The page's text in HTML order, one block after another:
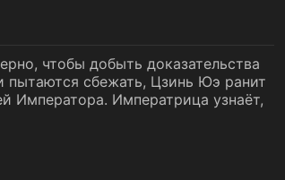
чтобы добыть доказательства
пытаются сбежать, Цзинь Юэ ранит
Императора. Императрица узнаёт,